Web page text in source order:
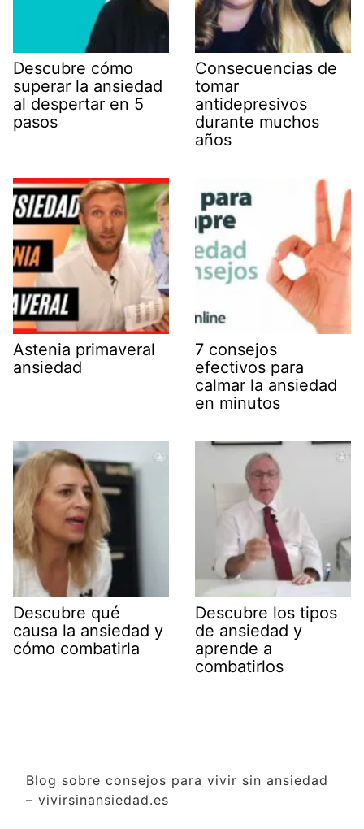
Descubre cómo
superar la ansiedad
al despertar en 5
pasos
Consecuencias de
tomar
antidepresivos
durante muchos
años
Astenia primaveral
ansiedad
7 consejos
efectivos para
calmar la ansiedad
en minutos
Descubre qué
causa la ansiedad y
cómo combatirla
Descubre los tipos
de ansiedad y
aprende a
combatirlos
Blog sobre consejos para vivir sin ansiedad
– vivirsinansiedad.es